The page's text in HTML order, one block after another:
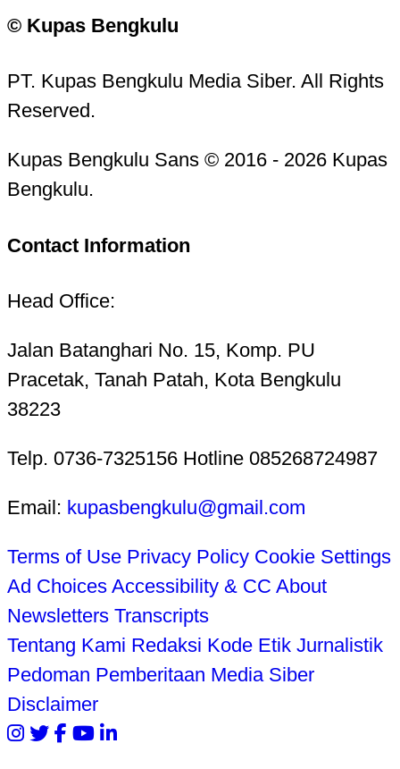
© Kupas Bengkulu
PT. Kupas Bengkulu Media Siber. All Rights
Reserved.
Kupas Bengkulu Sans © 2016 - 2026 Kupas
Bengkulu.
Contact Information
Head Office:
Jalan Batanghari No. 15, Komp. PU
Pracetak, Tanah Patah, Kota Bengkulu
38223
Telp. 0736-7325156 Hotline 085268724987
Email: kupasbengkulu@gmail.com
Terms of Use Privacy Policy Cookie Settings
Ad Choices Accessibility & CC About
Newsletters Transcripts
Tentang Kami Redaksi Kode Etik Jurnalistik
Pedoman Pemberitaan Media Siber
Disclaimer